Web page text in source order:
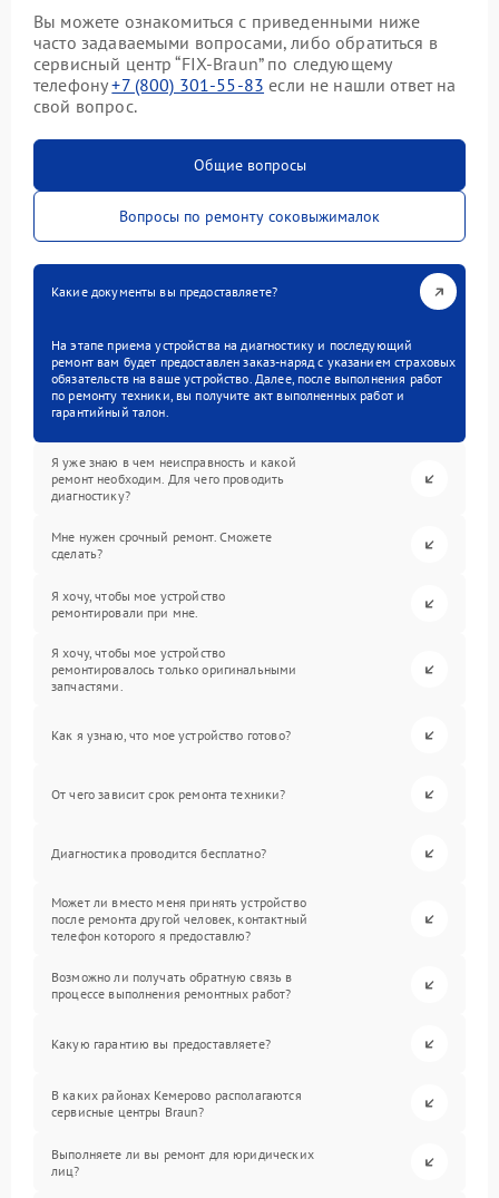
Вы можете ознакомиться с приведенными ниже
часто задаваемыми вопросами, либо обратиться в
сервисный центр “FIX-Braun” по следующему
телефону+7 (800) 301-55-83 если не нашли ответ на
свой вопрос.
Общие вопросы
Вопросы по ремонту соковыжималок
Какие документы вы предоставляете?
На этапе приема устройства на диагностику и последующий
ремонт вам будет предоставлен заказ-наряд с указанием страховых
обязательств на ваше устройство. Далее, после выполнения работ
по ремонту техники, вы получите акт выполненных работ и
гарантийный талон.
Я уже знаю в чем неисправность и какой
ремонт необходим. Для чего проводить
диагностику?
Мне нужен срочный ремонт. Сможете
сделать?
Я хочу, чтобы мое устройство
ремонтировали при мне.
Я хочу, чтобы мое устройство
ремонтировалось только оригинальными
запчастями.
Как я узнаю, что мое устройство готово?
От чего зависит срок ремонта техники?
Диагностика проводится бесплатно?
Может ли вместо меня принять устройство
после ремонта другой человек, контактный
телефон которого я предоставлю?
Возможно ли получать обратную связь в
процессе выполнения ремонтных работ?
Какую гарантию вы предоставляете?
В каких районах Кемерово располагаются
сервисные центры Braun?
Выполняете ли вы ремонт для юридических
лиц?